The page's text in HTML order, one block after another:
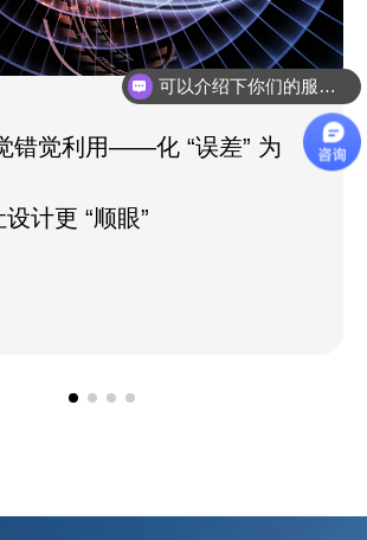
错觉利用——化 “误差” 为
设计更 “顺眼”
可以介绍下你们的服务么？